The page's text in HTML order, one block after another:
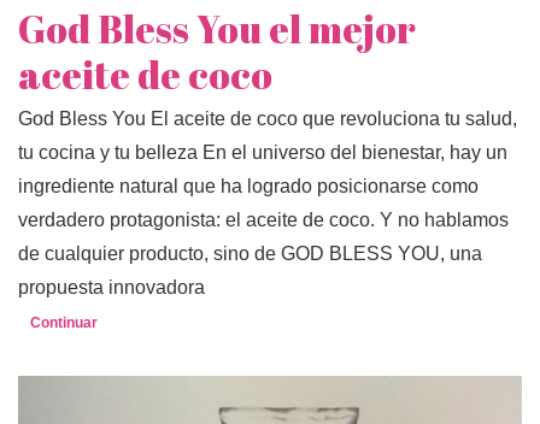
God Bless You el mejor
aceite de coco
God Bless You El aceite de coco que revoluciona tu salud,
tu cocina y tu belleza En el universo del bienestar, hay un
ingrediente natural que ha logrado posicionarse como
verdadero protagonista: el aceite de coco. Y no hablamos
de cualquier producto, sino de GOD BLESS YOU, una
propuesta innovadora
Continuar